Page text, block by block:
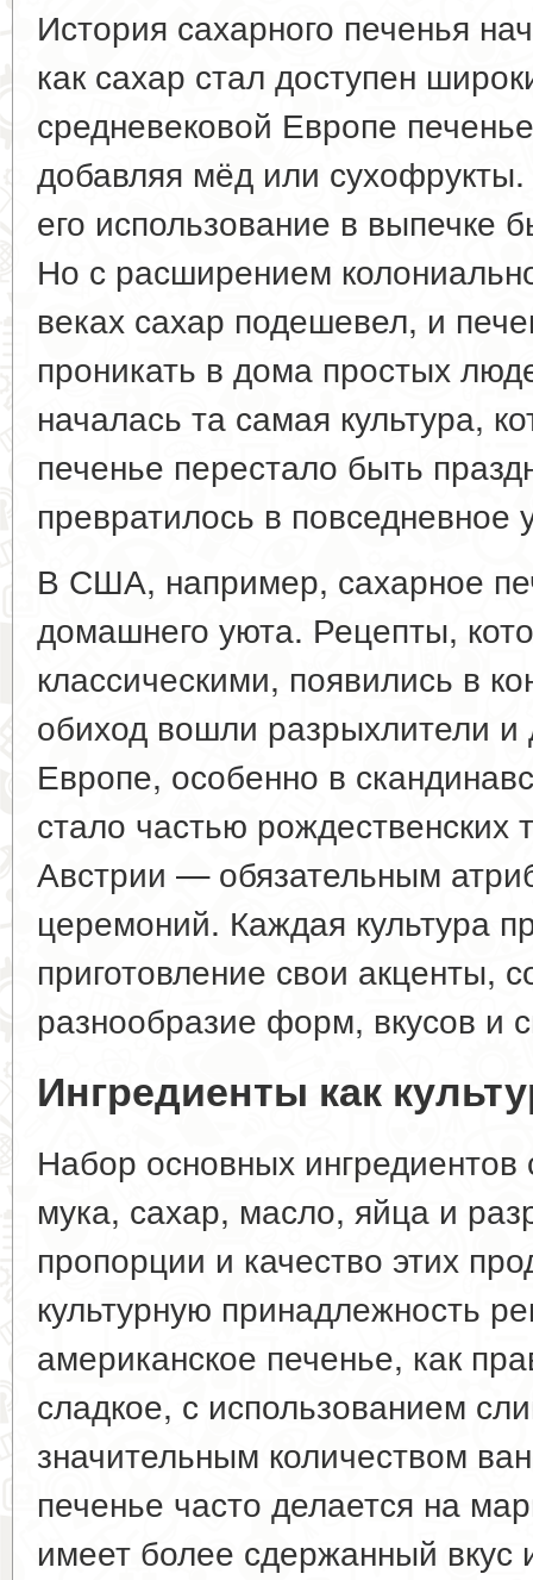
История сахарного печенья
как сахар стал доступен
средневековой Европе
добавляя мёд или
его использование в выпечке
Но с расширением
веках сахар подешевел, и
проникать в дома простых
началась та самая культура,
печенье перестало быть
превратилось в повседневное
В США, например, сахарное
домашнего уюта. Рецепты,
классическими, появились в
обиход вошли разрыхлители
Европе, особенно в
стало частью
Австрии — обязательным
церемоний. Каждая культура
приготовление свои акценты,
разнообразие форм, вкусов и
Ингредиенты как
Набор основных ингредиентов
мука, сахар, масло, яйца и
пропорции и качество этих
культурную принадлежность
американское печенье, как
сладкое, с использованием
значительным количеством
печенье часто делается на
имеет более сдержанный вкус